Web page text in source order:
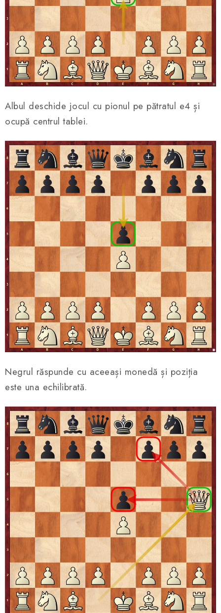
Albul deschide jocul cu pionul pe pătratul e4 și
ocupă centrul tablei.
Negrul răspunde cu aceeași monedă și poziția
este una echilibrată.